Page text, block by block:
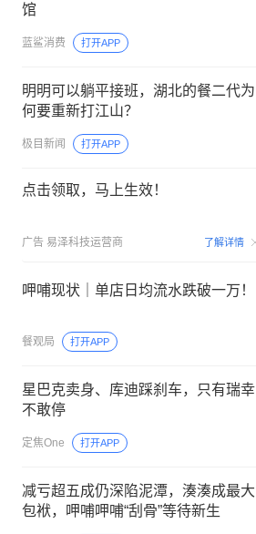
馆
蓝鲨消费 打开APP
明明可以躺平接班，湖北的餐二代为
何要重新打江山？
极目新闻 打开APP
点击领取，马上生效！
广告 易泽科技运营商 了解详情
呷哺现状｜单店日均流水跌破一万！
餐观局 打开APP
星巴克卖身、库迪踩刹车，只有瑞幸
不敢停
定焦One 打开APP
减亏超五成仍深陷泥潭，湊湊成最大
包袱，呷哺呷哺“刮骨”等待新生